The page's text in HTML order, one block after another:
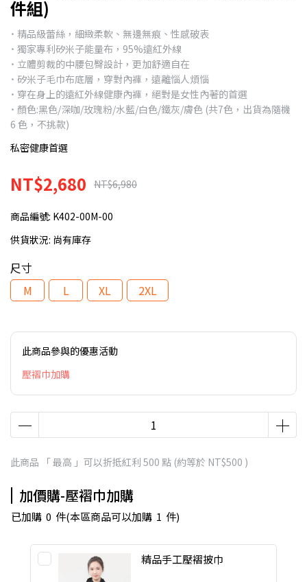
件組)
˙ 精品級蕾絲，細緻柔軟、無邊無痕、性感破表
˙ 獨家專利矽米子能量布，95%遠紅外線
˙ 立體剪裁的中腰包臀設計，更加舒適自在
˙ 矽米子毛巾布底層，穿對內褲，遠離惱人煩惱
˙ 穿在身上的遠紅外線健康內褲，絕對是女性內著的首選
˙ 顏色:黑色/深咖/玫瑰粉/水藍/白色/鐵灰/膚色 (共7色，出貨為隨機
6 色，不挑款)
私密健康首選
NT$2,680 NT$6,980
商品編號: K402-00M-00
供貨狀況: 尚有庫存
尺寸
M
L XL 2XL
此商品參與的優惠活動
壓褶巾加購
此商品 「 最高 」可以折抵紅利 500 點 (約等於 NT$500 )
加價購-壓褶巾加購
已加購 0 件(本區商品可以加購 1 件)
精品手工壓褶披巾